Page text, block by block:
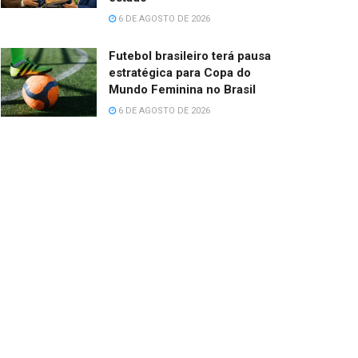
6 DE AGOSTO DE 2026
Futebol brasileiro terá pausa
estratégica para Copa do
Mundo Feminina no Brasil
6 DE AGOSTO DE 2026